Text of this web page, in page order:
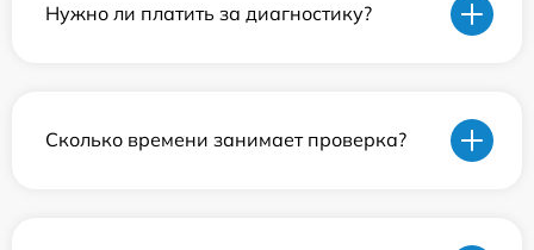
Нужно ли платить за диагностику?
Сколько времени занимает проверка?